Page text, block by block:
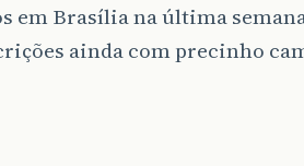
em Brasília na última
ainda com precinho